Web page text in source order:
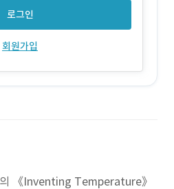
로그인
회원가입
《Inventing Temperature》